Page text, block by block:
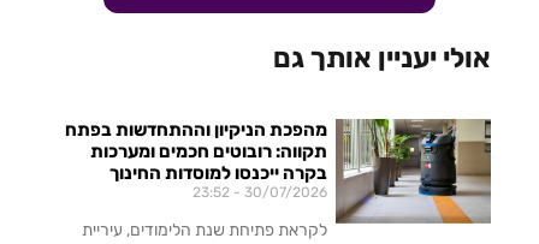
אולי יעניין אותך גם
מהפכת הניקיון וההתחדשות בפתח
תקווה: רובוטים חכמים ומערכות
בקרה ייכנסו למוסדות החינוך
30/07/2026
לקראת פתיחת שנת הלימודים, עיריית